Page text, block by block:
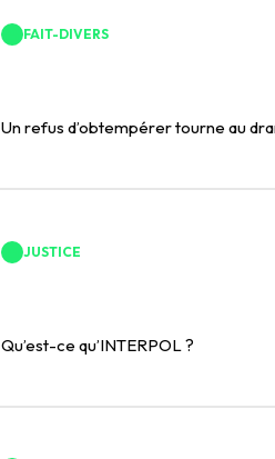
FAIT-DIVERS
Un refus d’obtempérer tourne au
JUSTICE
Qu’est-ce qu’INTERPOL ?